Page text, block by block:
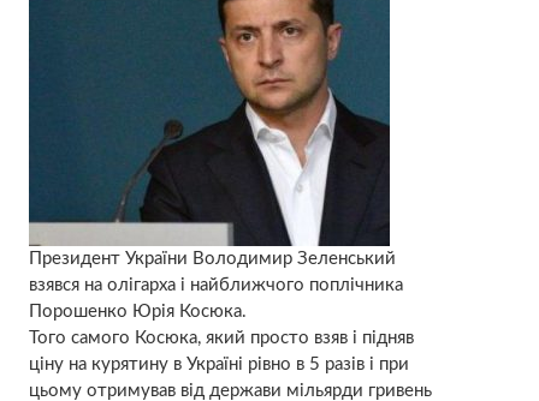
Президент України Володимир Зеленський
взявся на олігарха і найближчого поплічника
Порошенко Юрія Косюка.
Того самого Косюка, який просто взяв і підняв
ціну на курятину в Україні рівно в 5 разів і при
цьому отримував від держави мільярди гривень